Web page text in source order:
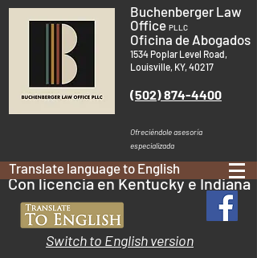
Buchenberger Law
Office PLLC
Oficina de Abogados
1534 Poplar Level Road,
Louisville, KY, 40217
(502) 874-4400
Ofreciéndole asesoría
especializada
Translate language to English
Switch to English version
Con licencia en Kentucky e Indiana